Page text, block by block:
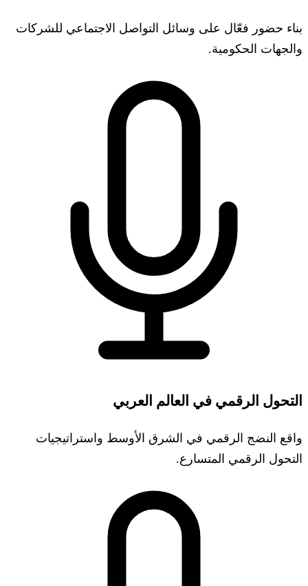
بناء حضور فعّال على وسائل التواصل الاجتماعي للشركات
والجهات الحكومية.
التحول الرقمي في العالم العربي
واقع النضج الرقمي في الشرق الأوسط واستراتيجيات
التحول الرقمي المتسارع.